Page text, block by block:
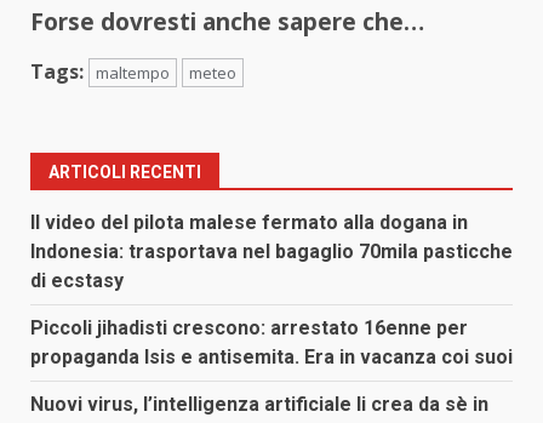
Forse dovresti anche sapere che…
Tags: maltempo meteo
ARTICOLI RECENTI
Il video del pilota malese fermato alla dogana in
Indonesia: trasportava nel bagaglio 70mila pasticche
di ecstasy
Piccoli jihadisti crescono: arrestato 16enne per
propaganda Isis e antisemita. Era in vacanza coi suoi
Nuovi virus, l’intelligenza artificiale li crea da sè in